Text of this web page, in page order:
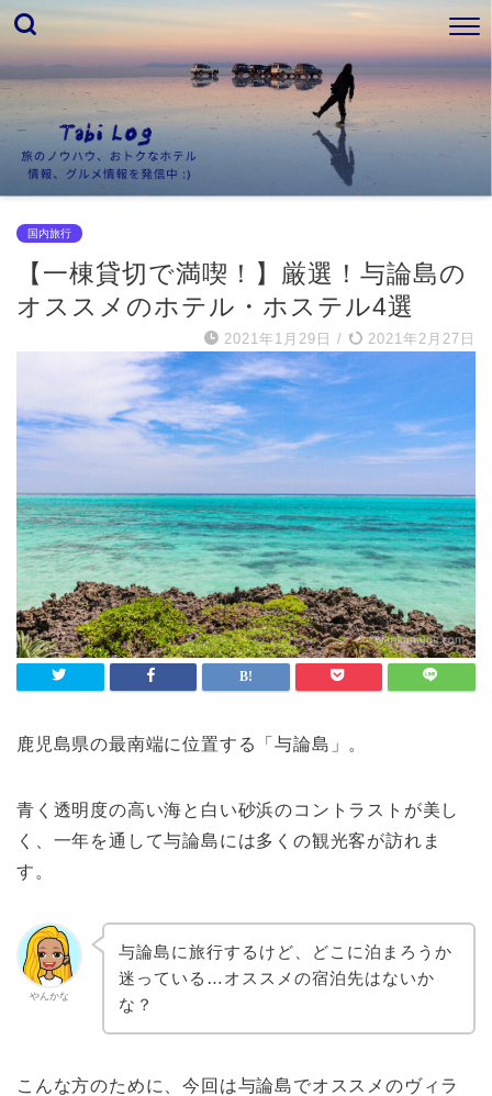
国内旅行
【一棟貸切で満喫！】厳選！与論島の
オススメのホテル・ホステル4選
2021年1月29日 / 2021年2月27日
鹿児島県の最南端に位置する「与論島」。
青く透明度の高い海と白い砂浜のコントラストが美し
く、一年を通して与論島には多くの観光客が訪れま
す。
やんかな
与論島に旅行するけど、どこに泊まろうか
迷っている…オススメの宿泊先はないか
な？
こんな方のために、今回は与論島でオススメのヴィラ